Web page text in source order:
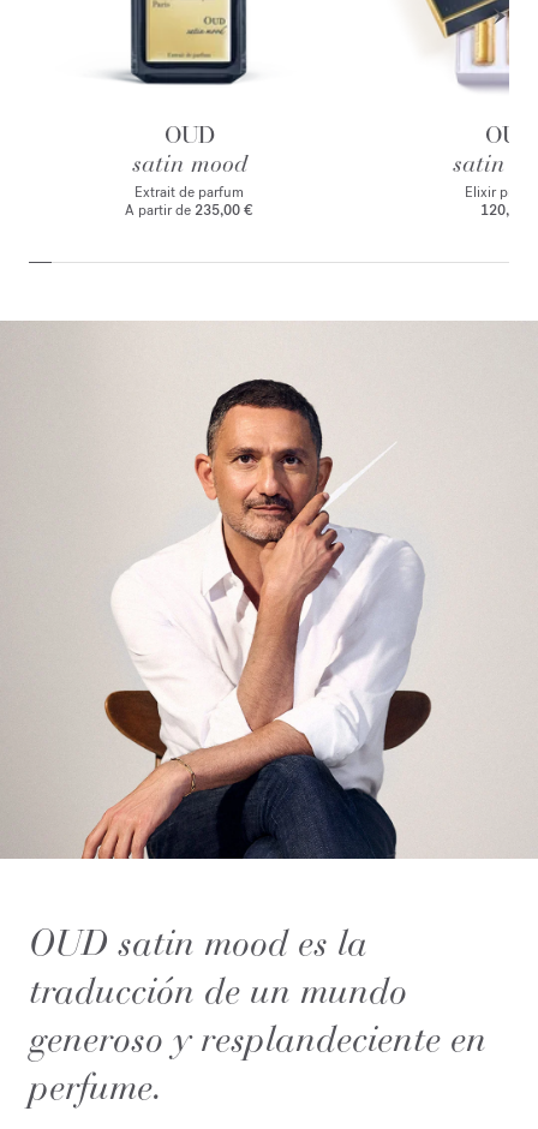
OUD
satin mood
Extrait de parfum
A partir de 235,00 €
OUD
satin
Elixir
120,00 €
OUD satin mood es la
traducción de un mundo
generoso y resplandeciente en
perfume.